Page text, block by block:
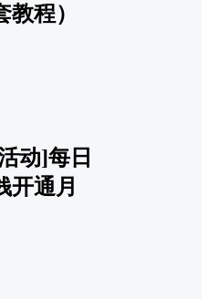
程）
动]每日
开通月